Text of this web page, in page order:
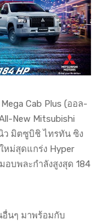
Cab Plus (ออล-
New Mitsubishi
ว มิตซูบิชิ ไทรทัน ซิง
หม่สุดแกร่ง Hyper
อบพละกำลังสูงสุด 184
นๆ มาพร้อมกับ